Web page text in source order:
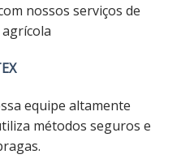
nossos serviços de
equipe altamente
métodos seguros e